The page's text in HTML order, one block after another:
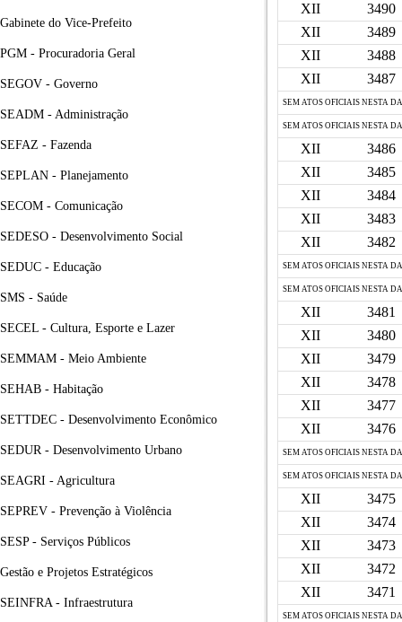
Gabinete do Vice-Prefeito
PGM - Procuradoria Geral
SEGOV - Governo
SEADM - Administração
SEFAZ - Fazenda
SEPLAN - Planejamento
SECOM - Comunicação
SEDESO - Desenvolvimento Social
SEDUC - Educação
SMS - Saúde
SECEL - Cultura, Esporte e Lazer
SEMMAM - Meio Ambiente
SEHAB - Habitação
SETTDEC - Desenvolvimento Econômico
SEDUR - Desenvolvimento Urbano
SEAGRI - Agricultura
SEPREV - Prevenção à Violência
SESP - Serviços Públicos
Gestão e Projetos Estratégicos
SEINFRA - Infraestrutura
XII
3490
XII
3489
XII
3488
XII
3487
SEM ATOS OFICIAIS NESTA
SEM ATOS OFICIAIS NESTA
XII
3486
XII
3485
XII
3484
XII
3483
XII
3482
SEM ATOS OFICIAIS NESTA
SEM ATOS OFICIAIS NESTA
XII
3481
XII
3480
XII
3479
XII
3478
XII
3477
XII
3476
SEM ATOS OFICIAIS NESTA
SEM ATOS OFICIAIS NESTA
XII
3475
XII
3474
XII
3473
XII
3472
XII
3471
SEM ATOS OFICIAIS NESTA